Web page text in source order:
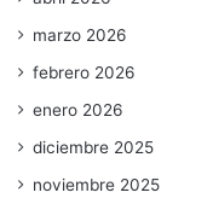
marzo 2026
febrero 2026
enero 2026
diciembre 2025
noviembre 2025